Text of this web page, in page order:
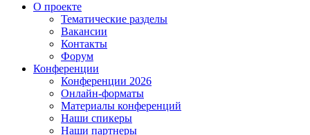
О проекте
Тематические разделы
Вакансии
Контакты
Форум
Конференции
Конференции 2026
Онлайн-форматы
Материалы конференций
Наши спикеры
Наши партнеры